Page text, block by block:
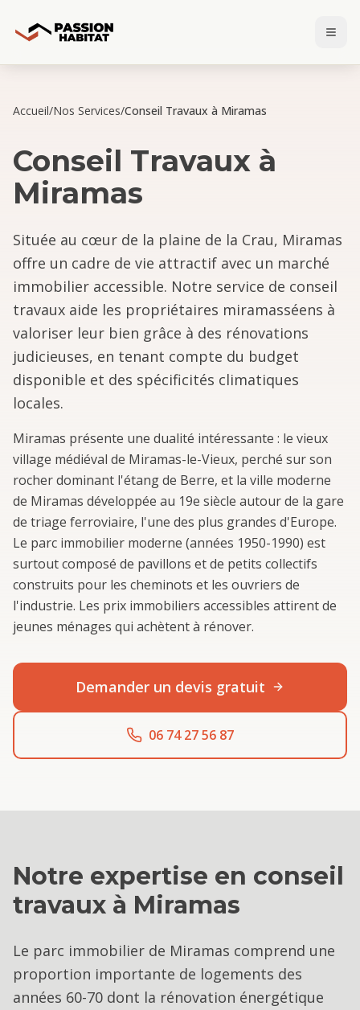
Accueil/Nos Services/Conseil Travaux à Miramas
Conseil Travaux à
Miramas
Située au cœur de la plaine de la Crau, Miramas
offre un cadre de vie attractif avec un marché
immobilier accessible. Notre service de conseil
travaux aide les propriétaires miramasséens à
valoriser leur bien grâce à des rénovations
judicieuses, en tenant compte du budget
disponible et des spécificités climatiques
locales.
Miramas présente une dualité intéressante : le vieux
village médiéval de Miramas-le-Vieux, perché sur son
rocher dominant l'étang de Berre, et la ville moderne
de Miramas développée au 19e siècle autour de la gare
de triage ferroviaire, l'une des plus grandes d'Europe.
Le parc immobilier moderne (années 1950-1990) est
surtout composé de pavillons et de petits collectifs
construits pour les cheminots et les ouvriers de
l'industrie. Les prix immobiliers accessibles attirent de
jeunes ménages qui achètent à rénover.
Demander un devis gratuit
06 74 27 56 87
Notre expertise en conseil
travaux à Miramas
Le parc immobilier de Miramas comprend une
proportion importante de logements des
années 60-70 dont la rénovation énergétique